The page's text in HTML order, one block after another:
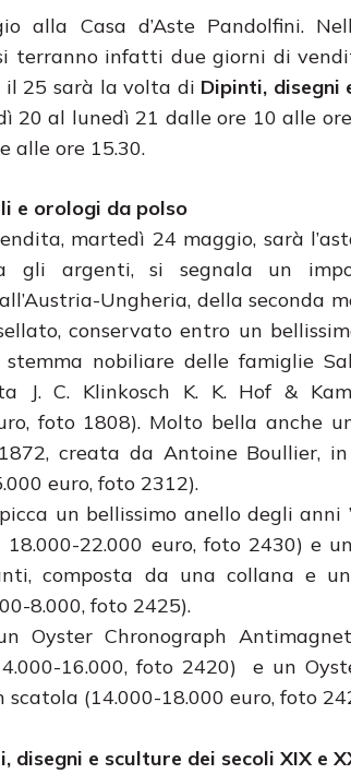
alla Casa d’Aste Pandolfini.
terranno infatti due giorni di
il 25 sarà la volta di Dipinti, disegni
20 al lunedì 21 dalle ore 10 alle
alle ore 15.30.
e orologi da polso
martedì 24 maggio, sarà
gli argenti, si segnala un
Ungheria, della seconda
conservato entro un
nobiliare delle famiglie
J. C. Klinkosch K. K. Hof &
foto 1808). Molto bella anche
creata da Antoine Boullier,
euro, foto 2312).
un bellissimo anello degli
22.000 euro, foto 2430) e
composta da una collana e
8.000, foto 2425).
Oyster Chronograph
16.000, foto 2420) e un
scatola (14.000-18.000 euro, foto
disegni e sculture dei secoli XIX e